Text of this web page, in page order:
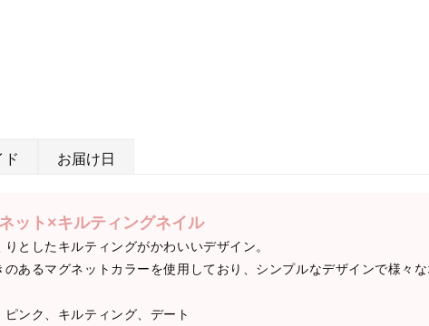
ド お届け日
ット×キルティングネイル
りとしたキルティングがかわいいデザイン。
のあるマグネットカラーを使用しており、シンプルなデザインで様々
ピンク、キルティング、デート